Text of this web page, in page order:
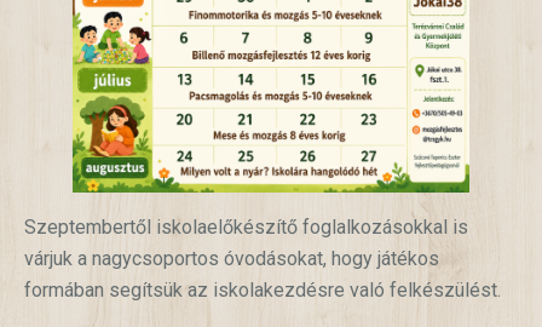
Szeptembertől iskolaelőkészítő foglalkozásokkal is
várjuk a nagycsoportos óvodásokat, hogy játékos
formában segítsük az iskolakezdésre való felkészülést.